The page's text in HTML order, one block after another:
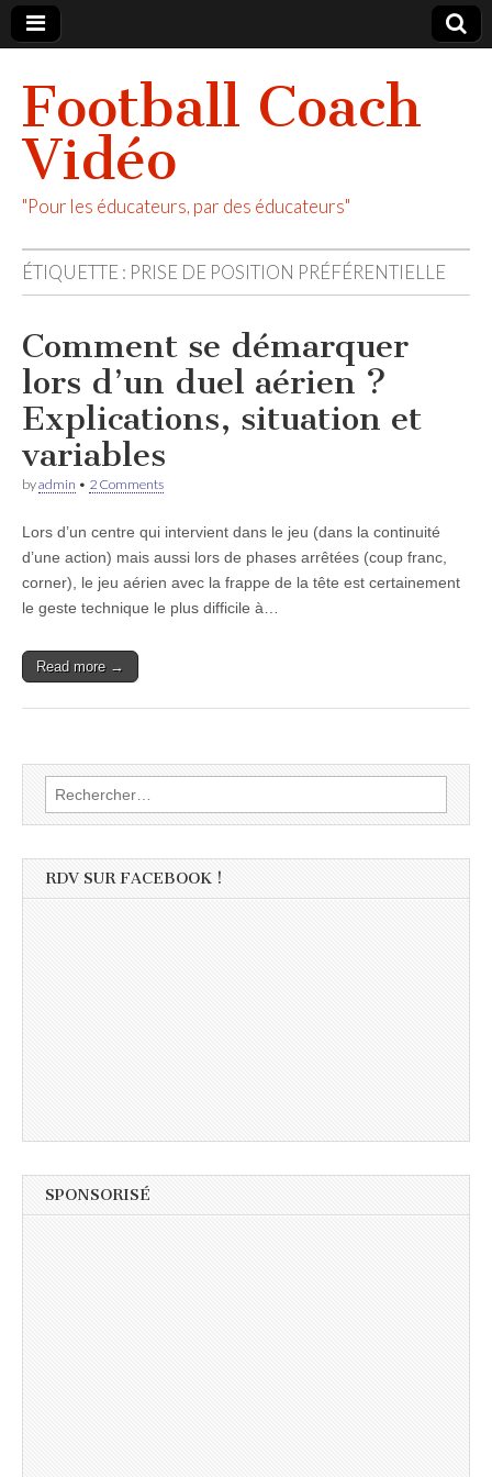
Football Coach
Vidéo
"Pour les éducateurs, par des éducateurs"
ÉTIQUETTE : PRISE DE POSITION PRÉFÉRENTIELLE
Comment se démarquer
lors d’un duel aérien ?
Explications, situation et
variables
byadmin • 2 Comments
Lors d’un centre qui intervient dans le jeu (dans la continuité
d’une action) mais aussi lors de phases arrêtées (coup franc,
corner), le jeu aérien avec la frappe de la tête est certainement
le geste technique le plus difficile à…
Read more →
Rechercher :
RDV SUR FACEBOOK !
SPONSORISÉ